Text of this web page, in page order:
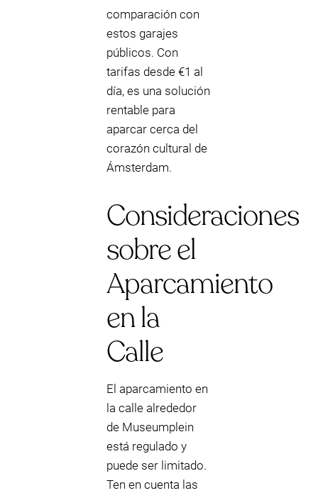
comparación con
estos garajes
públicos. Con
tarifas desde €1 al
día, es una solución
rentable para
aparcar cerca del
corazón cultural de
Ámsterdam.
Consideraciones
sobre el
Aparcamiento
en la
Calle
El aparcamiento en
la calle alrededor
de Museumplein
está regulado y
puede ser limitado.
Ten en cuenta las